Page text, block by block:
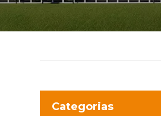
Categorias